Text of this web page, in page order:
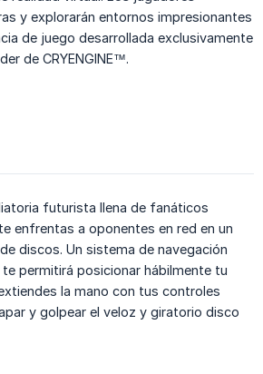
y explorarán entornos impresionantes
de juego desarrollada exclusivamente
de CRYENGINE™.
futurista llena de fanáticos
enfrentas a oponentes en red en un
discos. Un sistema de navegación
permitirá posicionar hábilmente tu
la mano con tus controles
y golpear el veloz y giratorio disco